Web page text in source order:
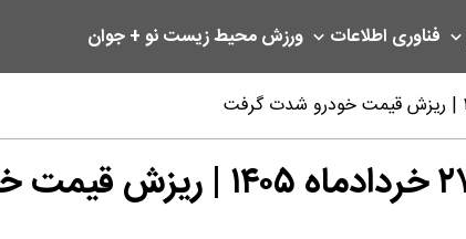
فناوری اطلاعات ورزشمحیط زیستنو + جوان